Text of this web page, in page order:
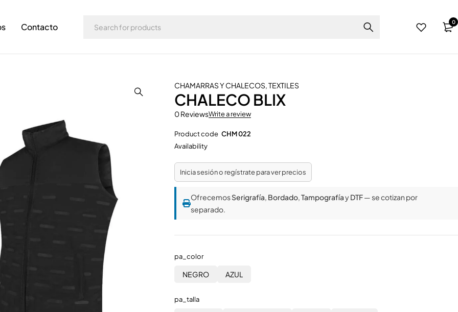
Contacto 0
CHAMARRAS Y CHALECOS,TEXTILES
CHALECO BLIX
0 ReviewsWrite a review
Product code CHM 022
Availability
Inicia sesión o regístrate para ver precios
OfrecemosSerigrafía, Bordado,TampografíayDTF— se cotizan por
separado.
pa_color
NEGRO AZUL
pa_talla